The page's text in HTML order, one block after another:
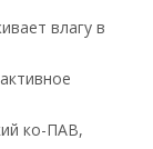
влагу в
ко-ПАВ,